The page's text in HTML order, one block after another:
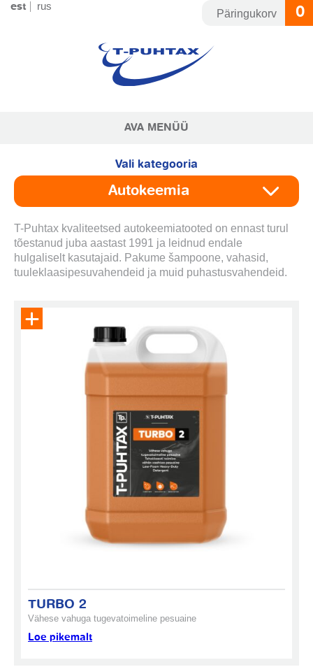
Skipest rus
Päringukorv 0
AVA MENÜÜ
Vali kategooria
Autokeemia
T-Puhtax kvaliteetsed autokeemiatooted on ennast turul
tõestanud juba aastast 1991 ja leidnud endale
hulgaliselt kasutajaid. Pakume šampoone, vahasid,
tuuleklaasipesuvahendeid ja muid puhastusvahendeid.
Eemalda toode päringukorvist
TURBO 2
Vähese vahuga tugevatoimeline pesuaine
Loe pikemalt